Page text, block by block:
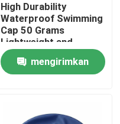
High Durability
Waterproof Swimming
Cap 50 Grams
Lightweight and
Durable Design
Ensures Long Lasting
Comfortable Fit for
mengirimkan